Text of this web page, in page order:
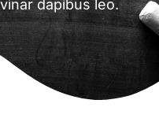
dapibus leo.